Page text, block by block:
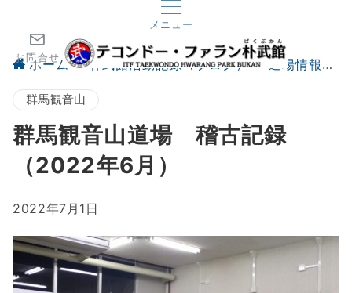
メニュー
お問合せ
ホーム 朴武館活動記録（ブログ） 道場情報
群馬観音山
群馬観音山道場 稽古記録
（2022年6月）
2022年7月1日